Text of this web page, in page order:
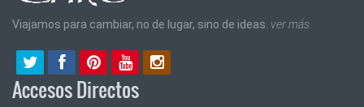
Viajamos para cambiar, no de lugar, sino de ideas. ver más
Accesos Directos